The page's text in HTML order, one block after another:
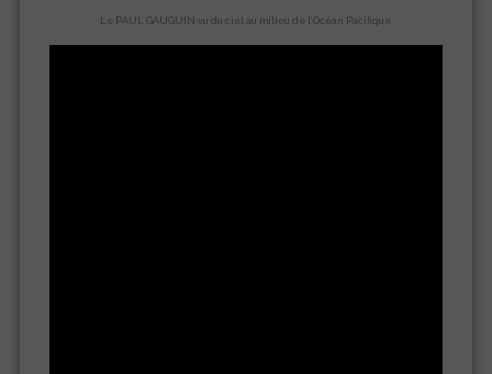
Le PAUL GAUGUIN vu du ciel au milieu de l’Océan Pacifique.